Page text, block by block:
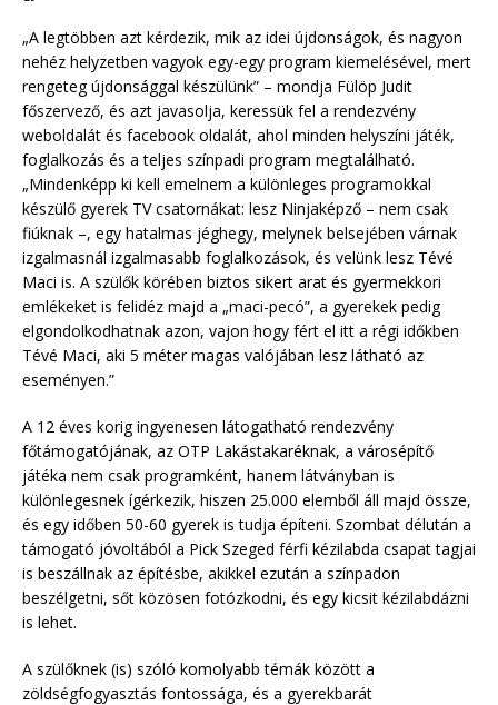
„A legtöbben azt kérdezik, mik az idei újdonságok, és nagyon
nehéz helyzetben vagyok egy-egy program kiemelésével, mert
rengeteg újdonsággal készülünk” – mondja Fülöp Judit
főszervező, és azt javasolja, keressük fel a rendezvény
weboldalát és facebook oldalát, ahol minden helyszíni játék,
foglalkozás és a teljes színpadi program megtalálható.
„Mindenképp ki kell emelnem a különleges programokkal
készülő gyerek TV csatornákat: lesz Ninjaképző – nem csak
fiúknak –, egy hatalmas jéghegy, melynek belsejében várnak
izgalmasnál izgalmasabb foglalkozások, és velünk lesz Tévé
Maci is. A szülők körében biztos sikert arat és gyermekkori
emlékeket is felidéz majd a „maci-pecó”, a gyerekek pedig
elgondolkodhatnak azon, vajon hogy fért el itt a régi időkben
Tévé Maci, aki 5 méter magas valójában lesz látható az
eseményen.”
A 12 éves korig ingyenesen látogatható rendezvény
főtámogatójának, az OTP Lakástakaréknak, a városépítő
játéka nem csak programként, hanem látványban is
különlegesnek ígérkezik, hiszen 25.000 elemből áll majd össze,
és egy időben 50-60 gyerek is tudja építeni. Szombat délután a
támogató jóvoltából a Pick Szeged férfi kézilabda csapat tagjai
is beszállnak az építésbe, akikkel ezután a színpadon
beszélgetni, sőt közösen fotózkodni, és egy kicsit kézilabdázni
is lehet.
A szülőknek (is) szóló komolyabb témák között a
zöldségfogyasztás fontossága, és a gyerekbarát